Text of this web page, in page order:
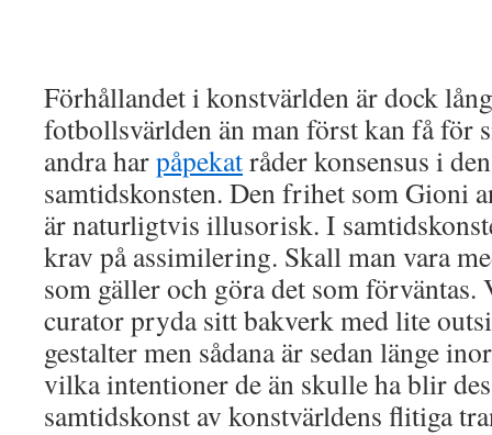
Förhållandet i konstvärlden är dock
fotbollsvärlden än man först kan få för
andra harpåpekatråder konsensus i
samtidskonsten. Den frihet som Gioni
är naturligtvis illusorisk. I
krav på assimilering. Skall man vara
som gäller och göra det som förväntas.
curator pryda sitt bakverk med lite
gestalter men sådana är sedan länge
vilka intentioner de än skulle ha blir
samtidskonst av konstvärldens flitiga